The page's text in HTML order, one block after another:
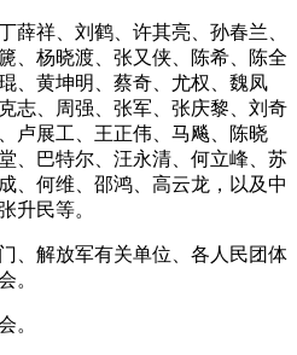
祥、刘鹤、许其亮、孙春兰、
、杨晓渡、张又侠、陈希、陈全
、黄坤明、蔡奇、尤权、魏凤
志、周强、张军、张庆黎、刘奇
卢展工、王正伟、马飚、陈晓
、巴特尔、汪永清、何立峰、苏
、何维、邵鸿、高云龙，以及中
升民等。
解放军有关单位、各人民团体
。
。